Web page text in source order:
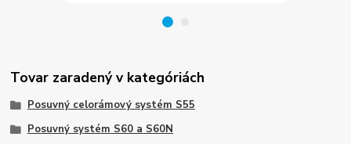
Tovar zaradený v kategóriách
Posuvný celorámový systém S55
Posuvný systém S60 a S60N